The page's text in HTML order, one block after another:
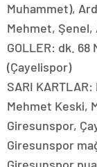
Muhammet),
Mehmet, Şenel,
GOLLER: dk.
(Çayelispor)
SARI
Mehmet Keski,
Giresunspor,
Giresunspor